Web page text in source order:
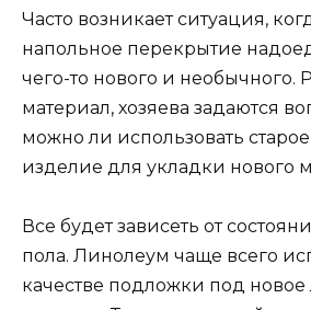
Часто возникает ситуация,
напольное перекрытие
чего-то нового и необычного.
материал, хозяева задаются
можно ли использовать
изделие для укладки нового
Все будет зависеть от
пола. Линолеум чаще всего
качестве подложки под